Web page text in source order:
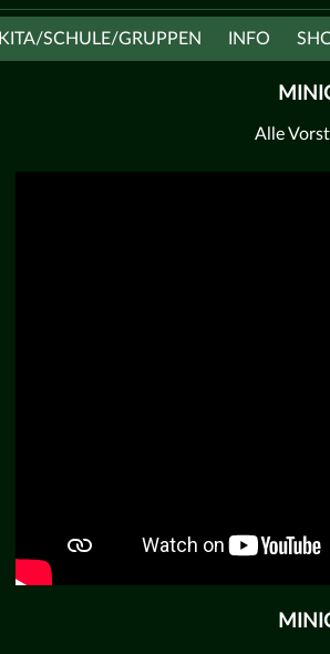
KITA/SCHULE/GRUPPEN INFO
Alle